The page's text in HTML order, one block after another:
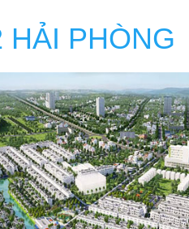
HẢI PHÒNG